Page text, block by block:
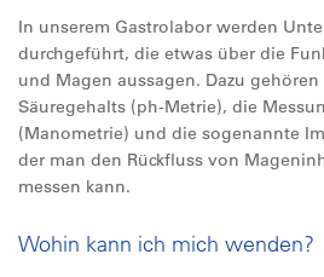
In unserem Gastrolabor werden
durchgeführt, die etwas über die
und Magen aussagen. Dazu
Säuregehalts (ph-Metrie), die
(Manometrie) und die sogenannte
der man den Rückfluss von
messen kann.
Wohin kann ich mich wenden?